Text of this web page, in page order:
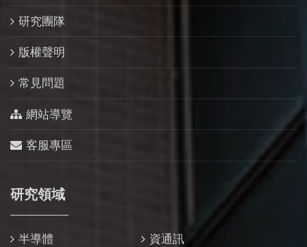
研究團隊
版權聲明
常見問題
網站導覽
客服專區
研究領域
半導體 資通訊